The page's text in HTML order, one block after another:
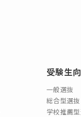
受験生
一般選抜
総合型選抜
学校推薦